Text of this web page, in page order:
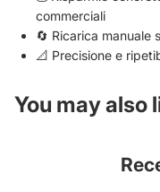
commerciali
🔄 Ricarica manuale
📐 Precisione e
You may also